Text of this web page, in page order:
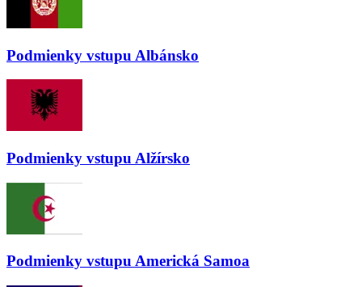
Podmienky vstupu Albánsko
Podmienky vstupu Alžírsko
Podmienky vstupu Americká Samoa